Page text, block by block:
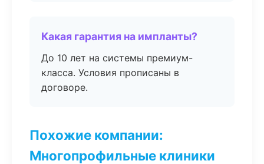
Какая гарантия на импланты?
До 10 лет на системы премиум-
класса. Условия прописаны в
договоре.
Похожие компании:
Многопрофильные клиники